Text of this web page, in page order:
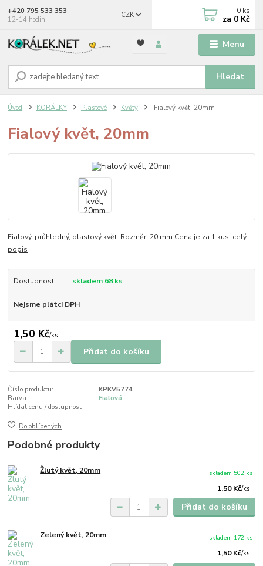
Menu
CZK
Hledat
+420 795 533 353
12-14 hodin
0 ks
za 0 Kč
Úvod KORÁLKY Plastové Květy Fialový květ, 20mm
Fialový květ, 20mm
Fialový, průhledný, plastový květ. Rozměr: 20 mm Cena je za 1 kus. celý
popis
Dostupnost skladem 68 ks
Nejsme plátci DPH
1,50 Kč/ks
Přidat do košíku
Číslo produktu:
KPKV5774
Barva:
Fialová
Hlídat cenu / dostupnost
Do oblíbených
Podobné produkty
Žlutý květ, 20mm
1,50 Kč/ks
skladem 502 ks
Přidat do košíku
Zelený květ, 20mm
1,50 Kč/ks
skladem 172 ks